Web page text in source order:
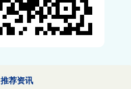
推荐资讯